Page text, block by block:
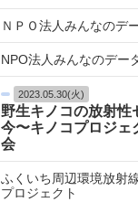
ＮＰＯ法人みんなのデ
NPO法人みんなのデー
2023.05.30(火)
野生キノコの放射性
今〜キノコプロジェ
会
ふくいち周辺環境放射
プロジェクト